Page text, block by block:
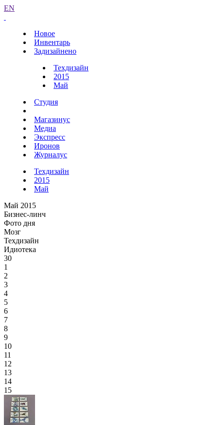
EN
Новое
Инвентарь
Задизайнено
Техдизайн
2015
Май
Студия
Магазинус
Медиа
Экспресс
Иронов
Журналус
Техдизайн
2015
Май
Май 2015
Бизнес-линч
Фото дня
Мозг
Техдизайн
Идиотека
30
1
2
3
4
5
6
7
8
9
10
11
12
13
14
15